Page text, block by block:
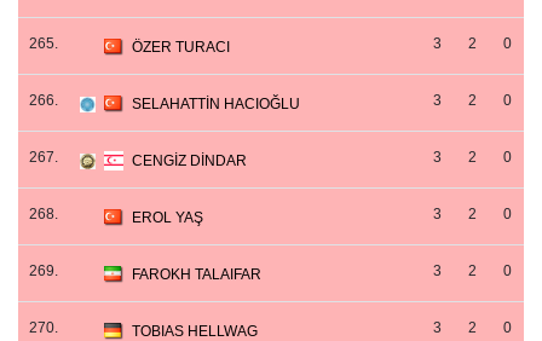
265. ÖZER TURACI 3 2 0
266. SELAHATTİN HACIOĞLU 3 2 0
267. CENGİZ DİNDAR 3 2 0
268. EROL YAŞ 3 2 0
269. FAROKH TALAIFAR 3 2 0
270. TOBIAS HELLWAG 3 2 0